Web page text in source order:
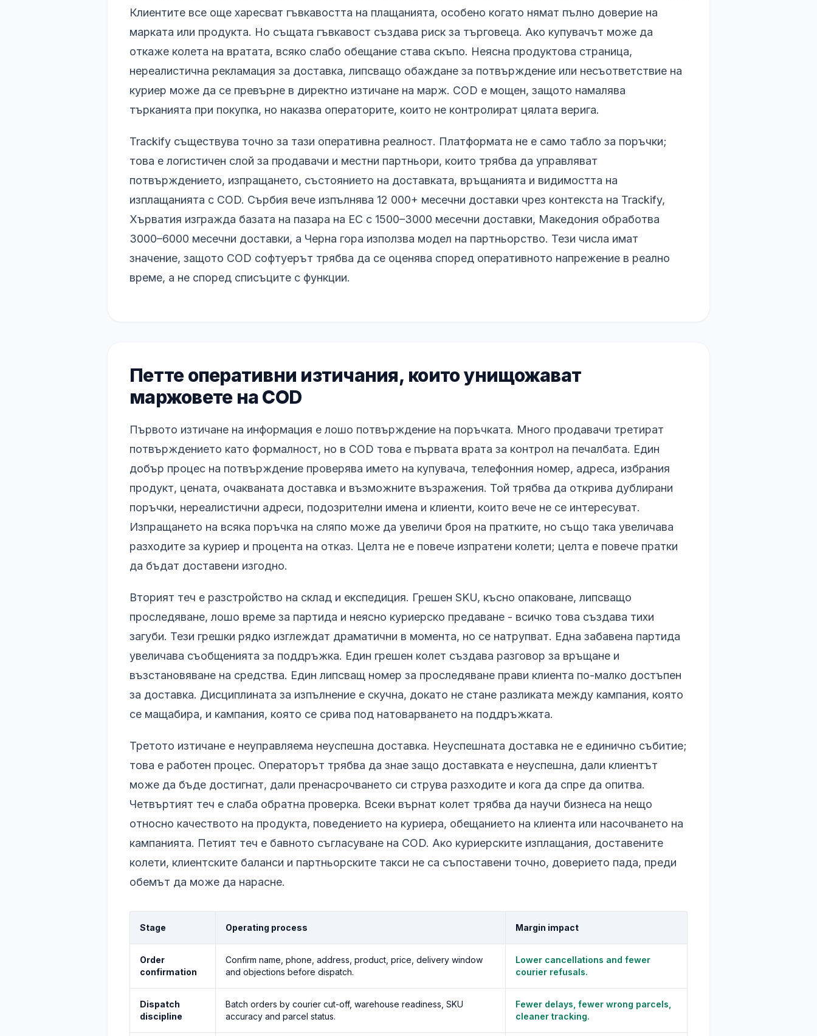
Клиентите все още харесват гъвкавостта на плащанията, особено когато нямат пълно доверие на
марката или продукта. Но същата гъвкавост създава риск за търговеца. Ако купувачът може да
откаже колета на вратата, всяко слабо обещание става скъпо. Неясна продуктова страница,
нереалистична рекламация за доставка, липсващо обаждане за потвърждение или несъответствие на
куриер може да се превърне в директно изтичане на марж. COD е мощен, защото намалява
търканията при покупка, но наказва операторите, които не контролират цялата верига.
Trackify съществува точно за тази оперативна реалност. Платформата не е само табло за поръчки;
това е логистичен слой за продавачи и местни партньори, които трябва да управляват
потвърждението, изпращането, състоянието на доставката, връщанията и видимостта на
изплащанията с COD. Сърбия вече изпълнява 12 000+ месечни доставки чрез контекста на Trackify,
Хърватия изгражда базата на пазара на ЕС с 1500–3000 месечни доставки, Македония обработва
3000–6000 месечни доставки, а Черна гора използва модел на партньорство. Тези числа имат
значение, защото COD софтуерът трябва да се оценява според оперативното напрежение в реално
време, а не според списъците с функции.
Петте оперативни изтичания, които унищожават
маржовете на COD
Първото изтичане на информация е лошо потвърждение на поръчката. Много продавачи третират
потвърждението като формалност, но в COD това е първата врата за контрол на печалбата. Един
добър процес на потвърждение проверява името на купувача, телефонния номер, адреса, избрания
продукт, цената, очакваната доставка и възможните възражения. Той трябва да открива дублирани
поръчки, нереалистични адреси, подозрителни имена и клиенти, които вече не се интересуват.
Изпращането на всяка поръчка на сляпо може да увеличи броя на пратките, но също така увеличава
разходите за куриер и процента на отказ. Целта не е повече изпратени колети; целта е повече пратки
да бъдат доставени изгодно.
Вторият теч е разстройство на склад и експедиция. Грешен SKU, късно опаковане, липсващо
проследяване, лошо време за партида и неясно куриерско предаване - всичко това създава тихи
загуби. Тези грешки рядко изглеждат драматични в момента, но се натрупват. Една забавена партида
увеличава съобщенията за поддръжка. Един грешен колет създава разговор за връщане и
възстановяване на средства. Един липсващ номер за проследяване прави клиента по-малко достъпен
за доставка. Дисциплината за изпълнение е скучна, докато не стане разликата между кампания, която
се мащабира, и кампания, която се срива под натоварването на поддръжката.
Третото изтичане е неуправляема неуспешна доставка. Неуспешната доставка не е единично събитие;
това е работен процес. Операторът трябва да знае защо доставката е неуспешна, дали клиентът
може да бъде достигнат, дали пренасрочването си струва разходите и кога да спре да опитва.
Четвъртият теч е слаба обратна проверка. Всеки върнат колет трябва да научи бизнеса на нещо
относно качеството на продукта, поведението на куриера, обещанието на клиента или насочването на
кампанията. Петият теч е бавното съгласуване на COD. Ако куриерските изплащания, доставените
колети, клиентските баланси и партньорските такси не са съпоставени точно, доверието пада, преди
обемът да може да нарасне.
Stage Operating process Margin impact
Order
confirmation
Confirm name, phone, address, product, price, delivery window
and objections before dispatch.
Lower cancellations and fewer
courier refusals.
Dispatch
discipline
Batch orders by courier cut-off, warehouse readiness, SKU
accuracy and parcel status.
Fewer delays, fewer wrong parcels,
cleaner tracking.